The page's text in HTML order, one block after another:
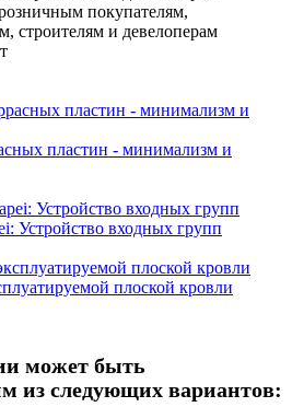
покупателям,
строителям и девелоперам
пластин - минимализм и
Устройство входных групп
плоской кровли
может быть
из следующих вариантов: